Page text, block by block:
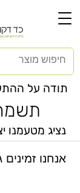
תודה על
נציג מטעמנו
אנחנו